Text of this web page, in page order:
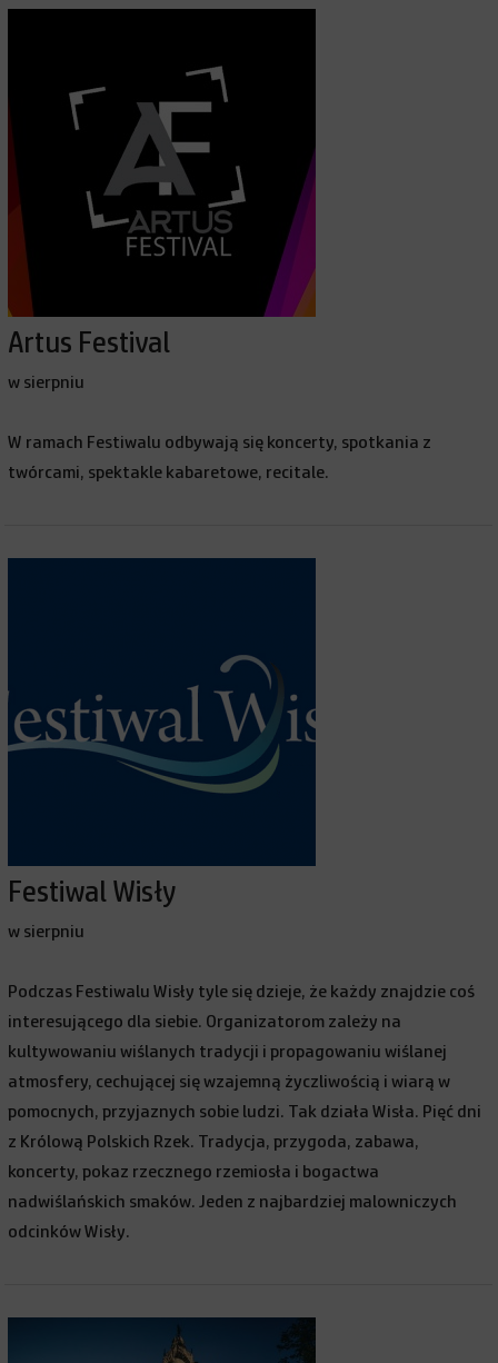
Artus Festival
w sierpniu
W ramach Festiwalu odbywają się koncerty, spotkania z
twórcami, spektakle kabaretowe, recitale.
Festiwal Wisły
w sierpniu
Podczas Festiwalu Wisły tyle się dzieje, że każdy znajdzie coś
interesującego dla siebie. Organizatorom zależy na
kultywowaniu wiślanych tradycji i propagowaniu wiślanej
atmosfery, cechującej się wzajemną życzliwością i wiarą w
pomocnych, przyjaznych sobie ludzi. Tak działa Wisła. Pięć dni
z Królową Polskich Rzek. Tradycja, przygoda, zabawa,
koncerty, pokaz rzecznego rzemiosła i bogactwa
nadwiślańskich smaków. Jeden z najbardziej malowniczych
odcinków Wisły.